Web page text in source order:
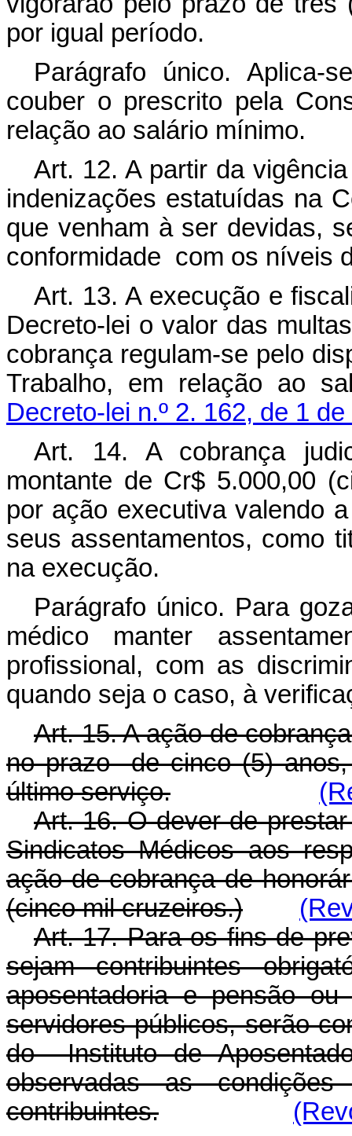
por igual período.
Parágrafo único. Aplica-
couber o prescrito pela
relação ao salário mínimo.
Art. 12. A partir da
indenizações estatuídas na
que venham à ser devidas,
conformidade com os níveis
Art. 13. A execução e
Decreto-lei o valor das
cobrança regulam-se pelo
Trabalho, em relação ao
Decreto-lei n.º 2. 162, de 1
Art. 14. A cobrança
montante de Cr$ 5.000,00
por ação executiva valendo
seus assentamentos, como
na execução.
Parágrafo único. Para
médico manter
profissional, com as
quando seja o caso, à
Art. 15. A ação de
no prazo de cinco (5)
último serviço.
Art. 16. O dever de
Sindicatos Médicos aos
ação de cobrança de
(cinco mil cruzeiros.)
Art. 17. Para os fins de
sejam contribuintes
aposentadoria e pensão
servidores públicos, serão
do Instituto de
observadas as
contribuintes.